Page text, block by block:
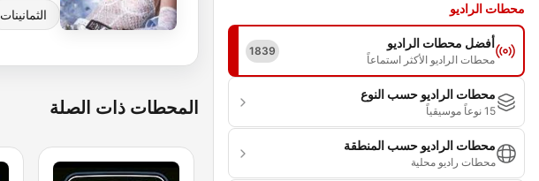
محطات الراديو
أفضل محطات الراديو
محطات الراديو الأكثر استماعاً
1839
محطات الراديو حسب النوع
15 نوعاً موسيقياً
محطات الراديو حسب المنطقة
محطات راديو محلية
الثمانينات
المحطات ذات الصلة